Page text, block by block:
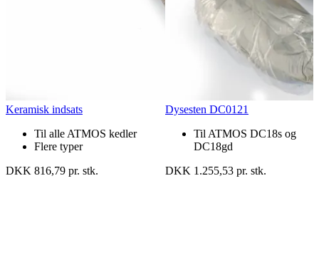
Keramisk indsats
Til alle ATMOS kedler
Flere typer
DKK 816,79 pr. stk.
Dysesten DC0121
Til ATMOS DC18s og
DC18gd
DKK 1.255,53 pr. stk.